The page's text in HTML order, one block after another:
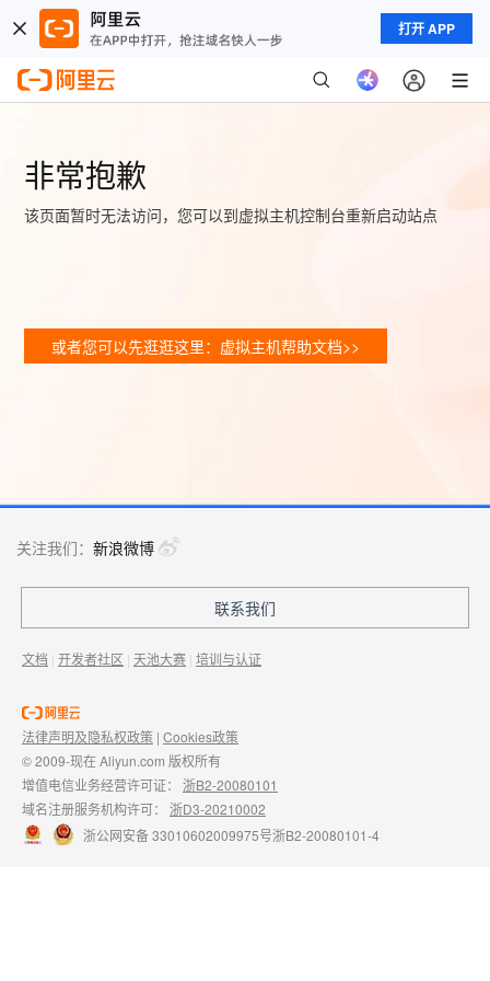
打开 APP
非常抱歉
该页面暂时无法访问，您可以到虚拟主机控制台重新启动站点
或者您可以先逛逛这里：虚拟主机帮助文档>>